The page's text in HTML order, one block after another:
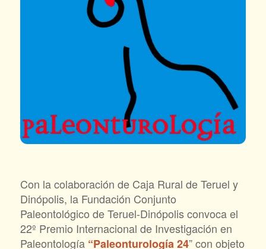
Con la colaboración de Caja Rural de Teruel y
Dinópolis, la Fundación Conjunto
Paleontológico de Teruel-Dinópolis convoca el
22º Premio Internacional de Investigación en
Paleontología “Paleonturología 24” con objeto